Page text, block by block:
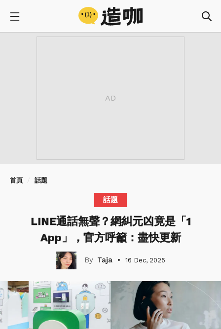
首頁 話題
話題
LINE通話無聲？網糾元凶竟是「1
App」，官方呼籲：盡快更新
Taja 16 Dec, 2025